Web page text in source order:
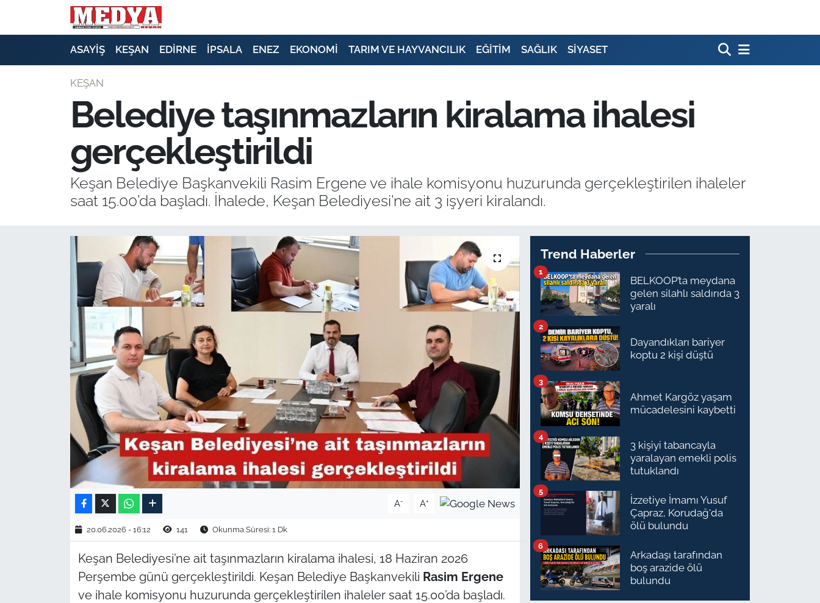
ASAYİŞ KEŞAN EDİRNE İPSALA ENEZ EKONOMİ TARIM VE HAYVANCILIK EĞİTİM SAĞLIK SİYASET
KEŞAN
Belediye taşınmazların kiralama ihalesi
gerçekleştirildi
Keşan Belediye Başkanvekili Rasim Ergene ve ihale komisyonu huzurunda gerçekleştirilen ihaleler
saat 15.00’da başladı. İhalede, Keşan Belediyesi’ne ait 3 işyeri kiralandı.
A- A+
20.06.2026 - 16:12 141 Okunma Süresi: 1 Dk
Keşan Belediyesi’ne ait taşınmazların kiralama ihalesi, 18 Haziran 2026
Perşembe günü gerçekleştirildi. Keşan Belediye Başkanvekili Rasim Ergene
ve ihale komisyonu huzurunda gerçekleştirilen ihaleler saat 15.00’da başladı.
Trend Haberler
BELKOOP’ta meydana
gelen silahlı saldırıda 3
yaralı
1
Dayandıkları bariyer
koptu 2 kişi düştü
2
Ahmet Kargöz yaşam
mücadelesini kaybetti
3
3 kişiyi tabancayla
yaralayan emekli polis
tutuklandı
4
İzzetiye İmamı Yusuf
Çapraz, Korudağ'da
ölü bulundu
5
Arkadaşı tarafından
boş arazide ölü
bulundu
6
E-GAZETE
GÜNDEM
EKONOMİ
SAĞLIK
TARIM VE HAYVANCILIK
KÜLTÜR SANAT
RESMİ İLAN
TEKİRDAĞ
KIRKLARELİ
ÇANAKKALE
TÜRKİYE